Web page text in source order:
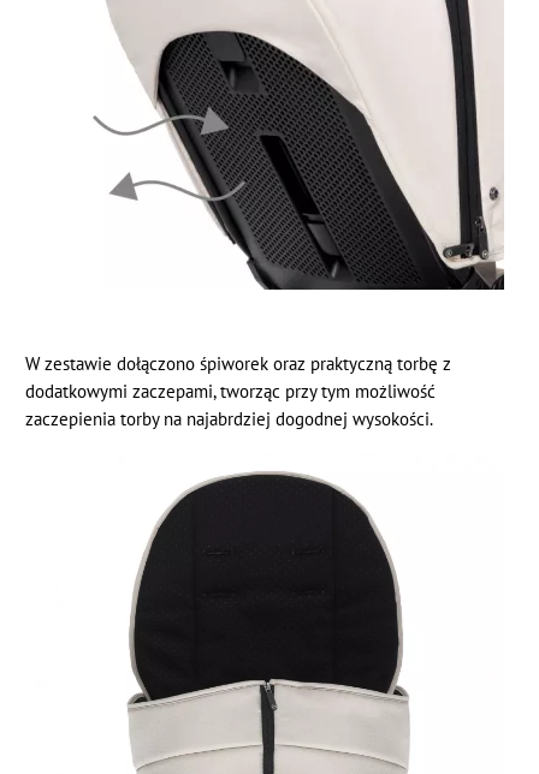
W zestawie dołączono śpiworek oraz praktyczną torbę z
dodatkowymi zaczepami, tworząc przy tym możliwość
zaczepienia torby na najabrdziej dogodnej wysokości.